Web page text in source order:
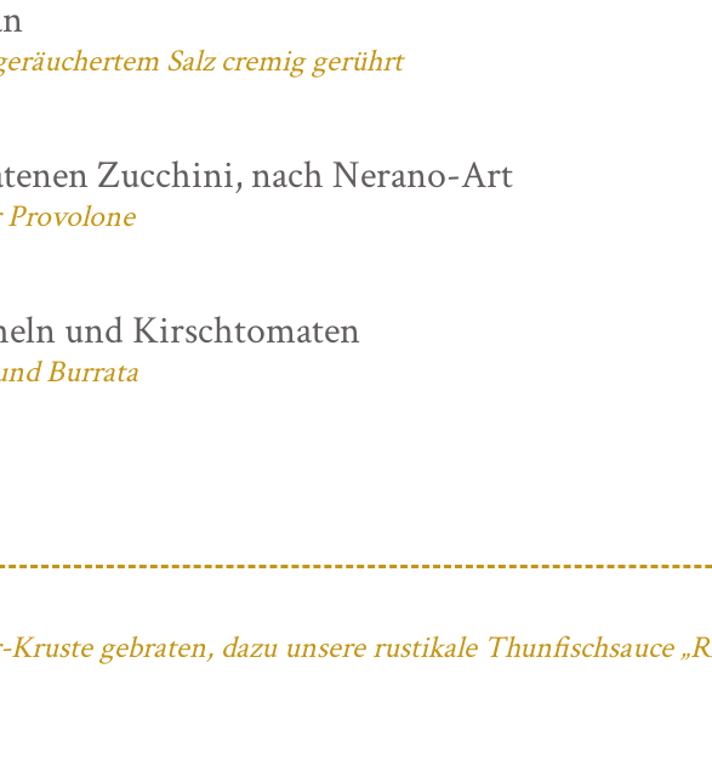
Salz cremig gerührt
Zucchini, nach Nerano-Art
und Kirschtomaten
Burrata
gebraten, dazu unsere rustikale Thunfischsauce